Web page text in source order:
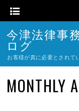
今津法律事
ログ
お客様が真に必要とされて
MONTHLY